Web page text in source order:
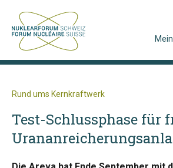
Rund ums Kernkraftwerk
Test-Schlussphase für